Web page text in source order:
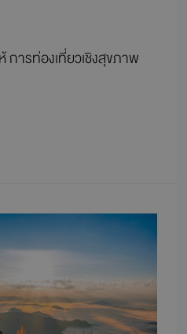
การท่องเที่ยวเชิงสุขภาพ